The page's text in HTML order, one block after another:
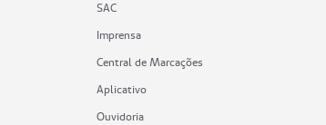
SAC
Imprensa
Central de Marcações
Aplicativo
Ouvidoria